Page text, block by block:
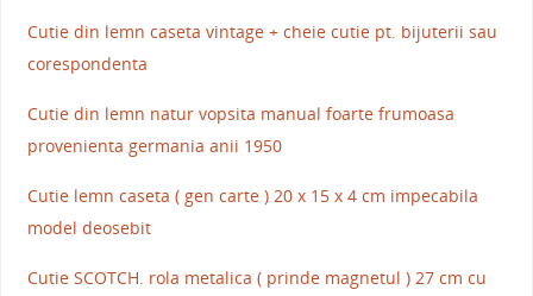
Cutie din lemn caseta vintage + cheie cutie pt. bijuterii sau
corespondenta
Cutie din lemn natur vopsita manual foarte frumoasa
provenienta germania anii 1950
Cutie lemn caseta ( gen carte ) 20 x 15 x 4 cm impecabila
model deosebit
Cutie SCOTCH. rola metalica ( prinde magnetul ) 27 cm cu